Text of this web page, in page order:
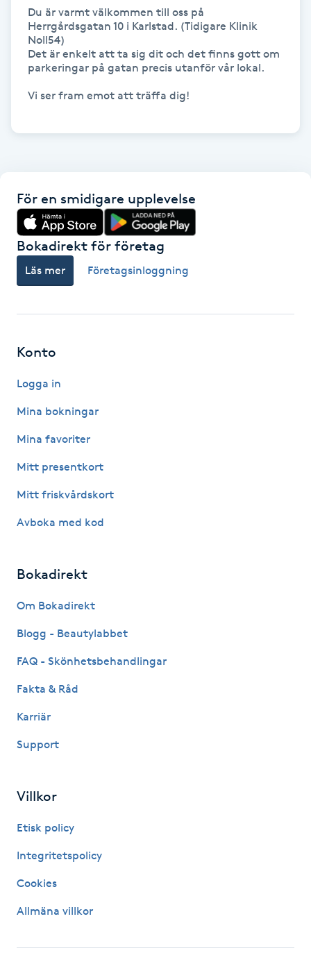
Hollywood Peel
Hot Stone Massage
Hudvård
Hyaluronsyra
Hypnos
Hårborttagning
Hårförlängning
Hårvård
Idrottsmassage
IPL hårborttagning
IR-massage
K18
Kemisk peeling
Keratinbehandling
Du är varmt välkommen till oss på
Herrgårdsgatan 10 i Karlstad. (Tidigare Klinik
Noll54)
Det är enkelt att ta sig dit och det finns gott om
parkeringar på gatan precis utanför vår lokal.
Vi ser fram emot att träffa dig!
För en smidigare upplevelse
Bokadirekt för företag
Läs mer Företagsinloggning
Konto
Logga in
Mina bokningar
Mina favoriter
Mitt presentkort
Mitt friskvårdskort
Avboka med kod
Bokadirekt
Om Bokadirekt
Blogg - Beautylabbet
FAQ - Skönhetsbehandlingar
Fakta & Råd
Karriär
Support
Villkor
Etisk policy
Integritetspolicy
Cookies
Allmäna villkor